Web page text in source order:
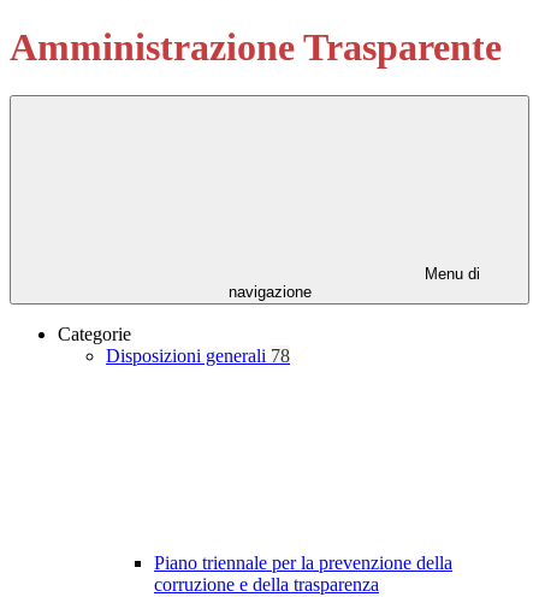
Amministrazione Trasparente
Menu di
navigazione
Categorie
Disposizioni generali 78
Piano triennale per la prevenzione della
corruzione e della trasparenza